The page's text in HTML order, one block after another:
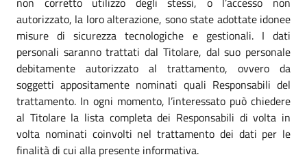
autorizzato, la loro alterazione, sono state adottate idonee
misure di sicurezza tecnologiche e gestionali. I dati
personali saranno trattati dal Titolare, dal suo personale
debitamente autorizzato al trattamento, ovvero da
soggetti appositamente nominati quali Responsabili del
trattamento. In ogni momento, l’interessato può chiedere
al Titolare la lista completa dei Responsabili di volta in
volta nominati coinvolti nel trattamento dei dati per le
finalità di cui alla presente informativa.